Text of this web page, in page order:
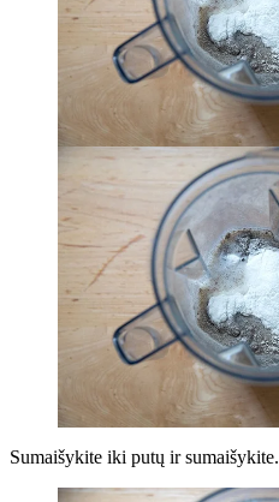
Sumaišykite iki putų ir sumaišykite.